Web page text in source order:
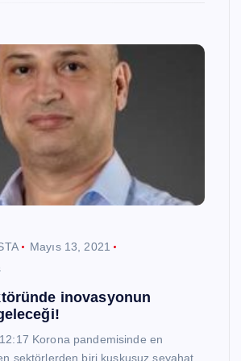
Mayıs 13, 2021
inovasyonun
Korona pandemisinde en
sektörlerden biri kuşkusuz seyahat